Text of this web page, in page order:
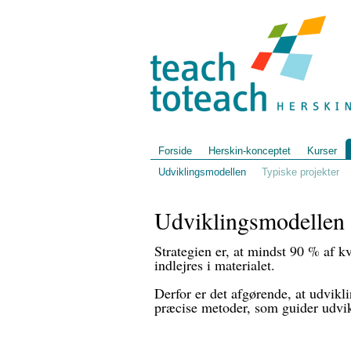
Forside Herskin-konceptet Kurser
Udviklingsmodellen
Typiske projekter
Udviklingsmodellen
Strategien er, at mindst 90 % af
indlejres i materialet.
Derfor er det afgørende, at
præcise metoder, som guider